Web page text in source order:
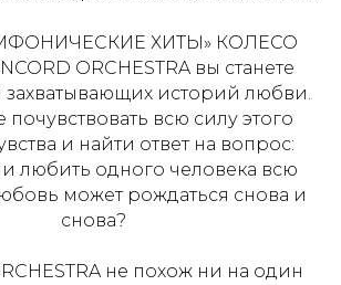
ХИТЫ» КОЛЕСО
ORCHESTRA вы станете
захватывающих историй любви.
всю силу этого
и найти ответ на вопрос:
любить одного человека всю
может рождаться снова и
снова?
не похож ни на один